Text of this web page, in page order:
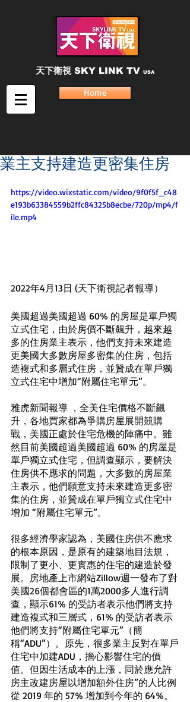
天下衛視 SKY LINK TV USA
Home
業主支持建造更密集住房
https://video.wixstatic.com/video/9f0f5f_c48
e193b63384559b2ffc84325b8ecbe/720p/mp4/f
ile.mp4
2022年4月13日 (天下衛視記者報導）
美國超過美國超過 60% 的房屋是單戶獨
立式住宅，由於房價不斷飆升，越來越
多的住房業主表示，他們支持未來建造
更美國大多數房屋多密集的住房，包括
造複式和多層式住房，並贊成在單戶獨
立式住宅中增加“附屬住宅單元”。
雅虎新聞報導 ，全美住宅價格不斷飆
升，各地買家都為爭購房屋展開競購
戰，美國正處於住宅危機的陣痛中。雖
然目前美國超過美國超過 60% 的房屋是
單戶獨立式住宅，但調查顯示，要解決
住房供不應求的問題，大多數的房屋業
主表示，他們願意支持未來建造更多密
集的住房，並贊成在單戶獨立式住宅中
增加 “附屬住宅單元”。
很多經濟學家認為，美國住房供不應求
的根本原因，是原有的建築地目法規，
限制了更小、更實惠的住宅的建造於發
展。房地產上市網站Zillow週一發布了對
美國26個都會區的1萬2000多人進行調
查，顯示61% 的受訪者表示他們將支持
建造複式和三層式，61% 的受訪者表示
他們將支持“附屬住宅單元”（簡
稱“ADU”）。原先，很多業主反對在單戶
住宅中加建ADU，擔心影響住宅的價
值。但因生活成本的上漲，同於應允許
房主改建房屋以增加額外住房”的人比例
從 2019 年的 57% 增加到今年的 64%。